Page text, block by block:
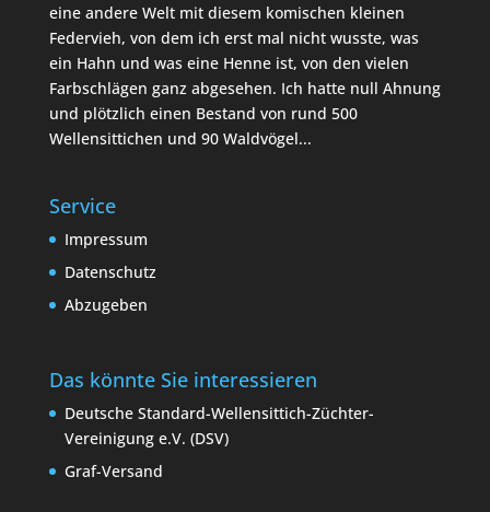
eine andere Welt mit diesem komischen kleinen
Federvieh, von dem ich erst mal nicht wusste, was
ein Hahn und was eine Henne ist, von den vielen
Farbschlägen ganz abgesehen. Ich hatte null Ahnung
und plötzlich einen Bestand von rund 500
Wellensittichen und 90 Waldvögel...
Service
Impressum
Datenschutz
Abzugeben
Das könnte Sie interessieren
Deutsche Standard-Wellensittich-Züchter-
Vereinigung e.V. (DSV)
Graf-Versand